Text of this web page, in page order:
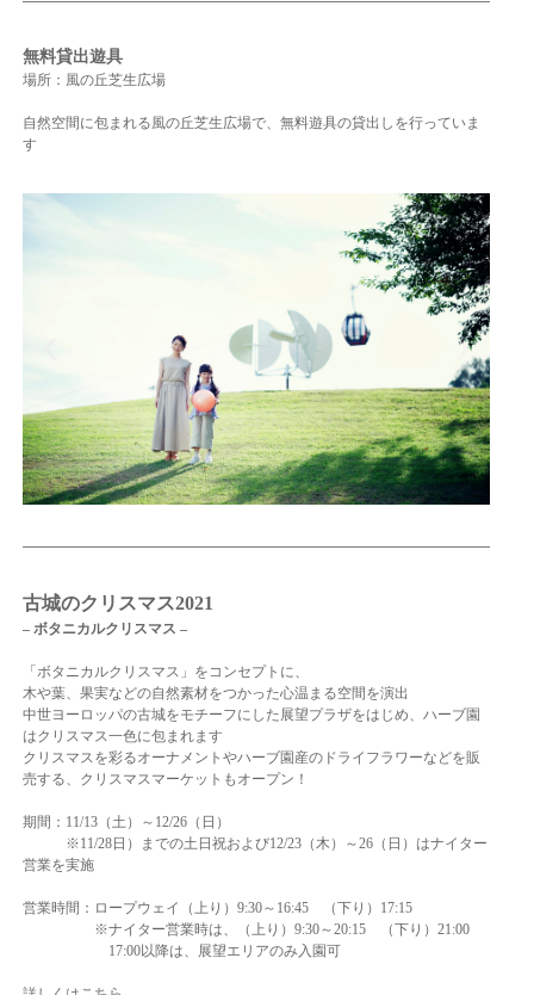
無料貸出遊具
場所：風の丘芝生広場
自然空間に包まれる風の丘芝生広場で、無料遊具の貸出しを行っていま
す
古城のクリスマス2021
– ボタニカルクリスマス –
「ボタニカルクリスマス」をコンセプトに、
木や葉、果実などの自然素材をつかった心温まる空間を演出
中世ヨーロッパの古城をモチーフにした展望プラザをはじめ、ハーブ園
はクリスマス一色に包まれます
クリスマスを彩るオーナメントやハーブ園産のドライフラワーなどを販
売する、クリスマスマーケットもオープン！
期間：11/13（土）～12/26（日）
※11/28日）までの土日祝および12/23（木）～26（日）はナイター
営業を実施
営業時間：ロープウェイ（上り）9:30～16:45 （下り）17:15
※ナイター営業時は、（上り）9:30～20:15 （下り）21:00
17:00以降は、展望エリアのみ入園可